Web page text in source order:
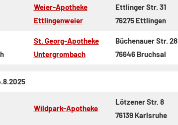
Weier-Apotheke
Ettlingenweier
Ettlinger Str. 31
76275 Ettlingen
St. Georg-Apotheke
Untergrombach
Büchenauer Str. 28
76646 Bruchsal
Wildpark-Apotheke
Lötzener Str. 8
76139 Karlsruhe